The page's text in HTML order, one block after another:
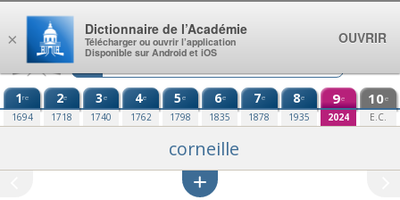
Aller au contenu
1re
1694
2e
1718
3e
1740
4e
1762
5e
1798
6e
1835
7e
1878
8e
1935
9e
2024
10e
E.C.
corneille
×
Dictionnaire de l’Académie
Télécharger ou ouvrir l’application
Disponible sur Android et iOS
OUVRIR